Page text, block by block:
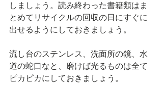
しましょう。読み終わった書籍類はま
とめてリサイクルの回収の日にすぐに
出せるようにしておきましょう。
流し台のステンレス、洗面所の鏡、水
道の蛇口なと、磨けば光るものは全て
ピカピカにしておきましょう。